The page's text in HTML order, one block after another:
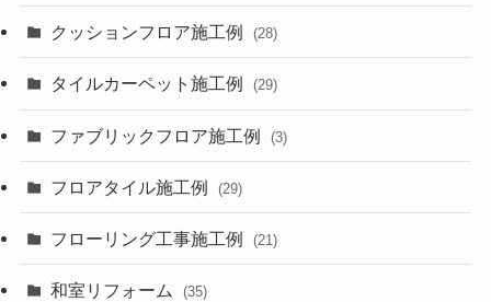
クッションフロア施工例 (28)
タイルカーペット施工例 (29)
ファブリックフロア施工例 (3)
フロアタイル施工例 (29)
フローリング工事施工例 (21)
和室リフォーム (35)